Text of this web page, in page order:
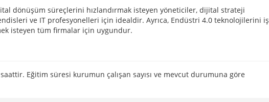
dönüşüm süreçlerini hızlandırmak isteyen yöneticiler, dijital strateji
ve IT profesyonelleri için idealdir. Ayrıca, Endüstri 4.0 teknolojilerini iş
isteyen tüm firmalar için uygundur.
Eğitim süresi kurumun çalışan sayısı ve mevcut durumuna göre